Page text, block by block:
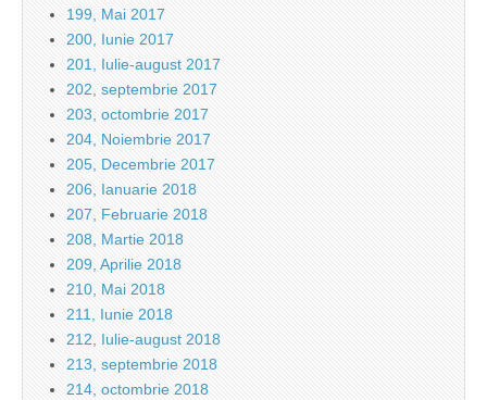
199, Mai 2017
200, Iunie 2017
201, Iulie-august 2017
202, septembrie 2017
203, octombrie 2017
204, Noiembrie 2017
205, Decembrie 2017
206, Ianuarie 2018
207, Februarie 2018
208, Martie 2018
209, Aprilie 2018
210, Mai 2018
211, Iunie 2018
212, Iulie-august 2018
213, septembrie 2018
214, octombrie 2018